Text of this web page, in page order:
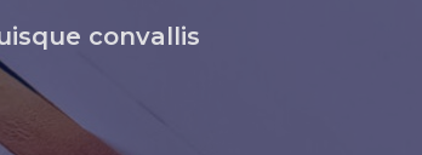
convallis